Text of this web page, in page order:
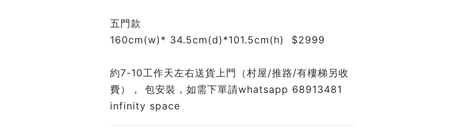
五門款
160cm(w)* 34.5cm(d)*101.5cm(h)  $2999
約7-10工作天左右送貨上門（村屋/推路/有樓梯另收
費）， 包安裝，如需下單請whatsapp 68913481
infinity space